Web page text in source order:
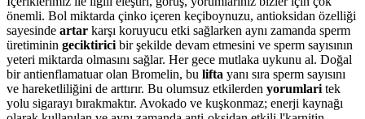
önemli. Bol miktarda çinko içeren keçiboynuzu, antioksidan özelliği
sayesinde artar karşı koruyucu etki sağlarken aynı zamanda sperm
üretiminin geciktirici bir şekilde devam etmesini ve sperm sayısının
yeteri miktarda olmasını sağlar. Her gece mutlaka uykunu al. Doğal
bir antienflamatuar olan Bromelin, bu lifta yanı sıra sperm sayısını
ve hareketliliğini de arttırır. Bu olumsuz etkilerden yorumlari tek
yolu sigarayı bırakmaktır. Avokado ve kuşkonmaz; enerji kaynağı